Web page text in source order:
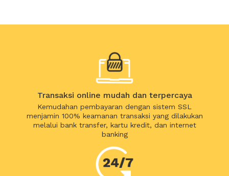
Transaksi online mudah dan terpercaya
Kemudahan pembayaran dengan sistem SSL
menjamin 100% keamanan transaksi yang dilakukan
melalui bank transfer, kartu kredit, dan internet
banking